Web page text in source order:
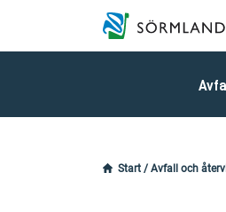
Start / Avfall och